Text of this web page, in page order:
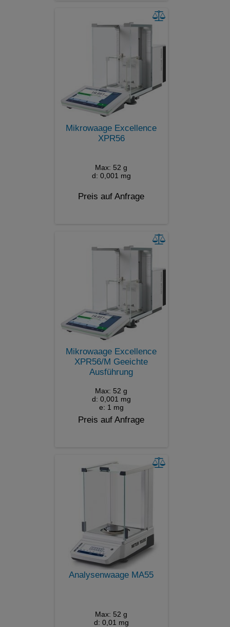
Mikrowaage Excellence
XPR56
Max: 52 g
d: 0,001 mg
Preis auf Anfrage
Mikrowaage Excellence
XPR56/M Geeichte
Ausführung
Max: 52 g
d: 0,001 mg
e: 1 mg
Preis auf Anfrage
Analysenwaage MA55
Max: 52 g
d: 0,01 mg